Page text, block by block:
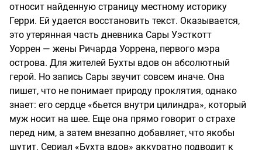
относит найденную страницу местному историку
Герри. Ей удается восстановить текст. Оказывается,
это утерянная часть дневника Сары Уэсткотт
Уоррен — жены Ричарда Уоррена, первого мэра
острова. Для жителей Бухты вдов он абсолютный
герой. Но запись Сары звучит совсем иначе. Она
пишет, что не понимает природу проклятия, однако
знает: его сердце «бьется внутри цилиндра», который
муж носит на шее. Еще она прямо говорит о страхе
перед ним, а затем внезапно добавляет, что якобы
шутит. Сериал «Бухта вдов» аккуратно подводит к